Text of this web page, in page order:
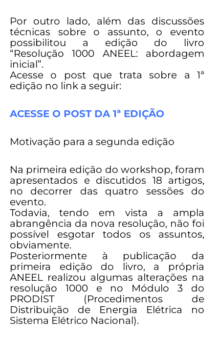
Por outro lado, além das discussões
técnicas sobre o assunto, o evento
possibilitou a edição do livro
“Resolução 1000 ANEEL: abordagem
inicial”.
Acesse o post que trata sobre a 1ª
edição no link a seguir:
ACESSE O POST DA 1ª EDIÇÃO
Motivação para a segunda edição
Na primeira edição do workshop, foram
apresentados e discutidos 18 artigos,
no decorrer das quatro sessões do
evento.
Todavia, tendo em vista a ampla
abrangência da nova resolução, não foi
possível esgotar todos os assuntos,
obviamente.
Posteriormente à publicação da
primeira edição do livro, a própria
ANEEL realizou algumas alterações na
resolução 1000 e no Módulo 3 do
PRODIST (Procedimentos de
Distribuição de Energia Elétrica no
Sistema Elétrico Nacional).